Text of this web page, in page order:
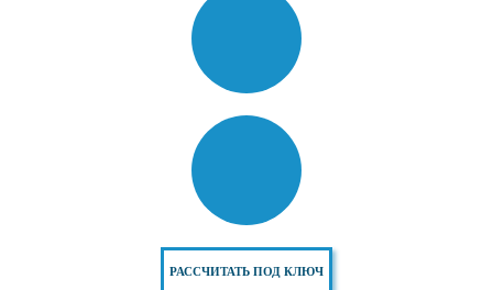
РАССЧИТАТЬ ПОД КЛЮЧ